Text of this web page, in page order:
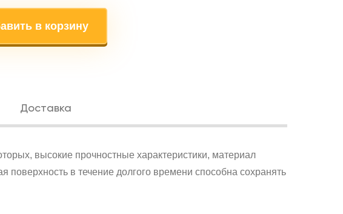
в корзину
Доставка
высокие прочностные характеристики, материал
поверхность в течение долгого времени способна сохранять